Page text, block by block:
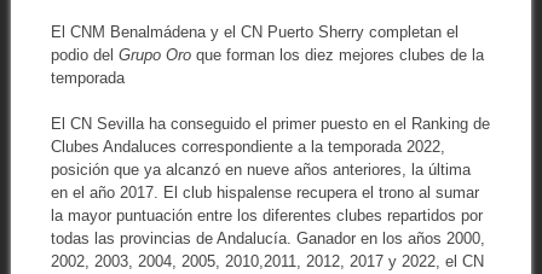
El CNM Benalmádena y el CN Puerto Sherry completan el
podio del Grupo Oroque forman los diez mejores clubes de la
temporada
El CN Sevilla ha conseguido el primer puesto en el Ranking de
Clubes Andaluces correspondiente a la temporada 2022,
posición que ya alcanzó en nueve años anteriores, la última
en el año 2017. El club hispalense recupera el trono al sumar
la mayor puntuación entre los diferentes clubes repartidos por
todas las provincias de Andalucía. Ganador en los años 2000,
2002, 2003, 2004, 2005, 2010,2011, 2012, 2017 y 2022, el CN